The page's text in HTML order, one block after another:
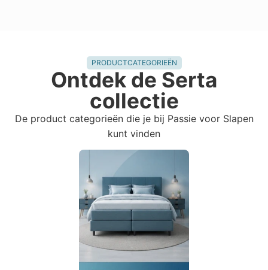
PRODUCTCATEGORIEËN
Ontdek de Serta
collectie
De product categorieën die je bij Passie voor Slapen
kunt vinden